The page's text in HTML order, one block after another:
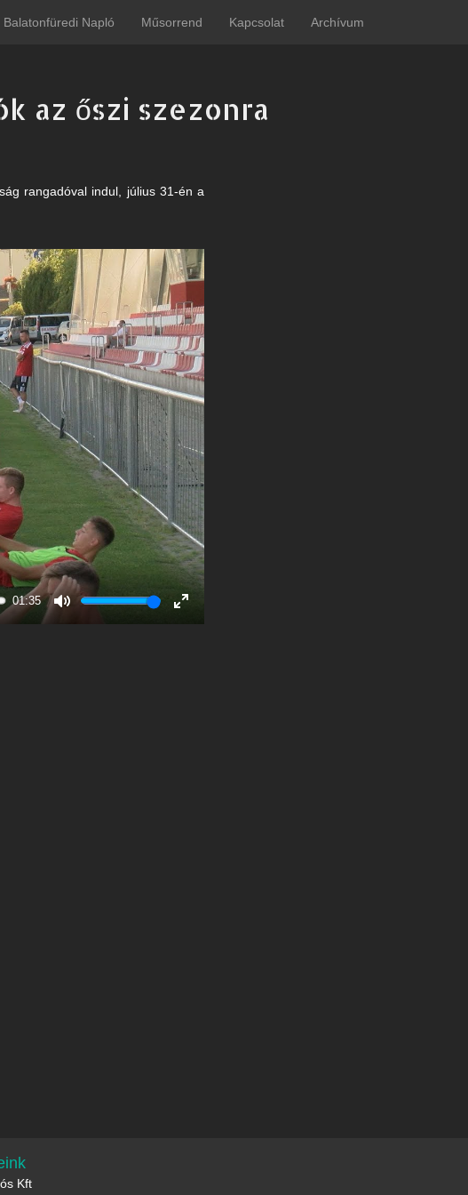
Balatonfüredi Napló Műsorrend Kapcsolat Archívum
az őszi szezonra
rangadóval indul, július 31-én a
01:35
Kft